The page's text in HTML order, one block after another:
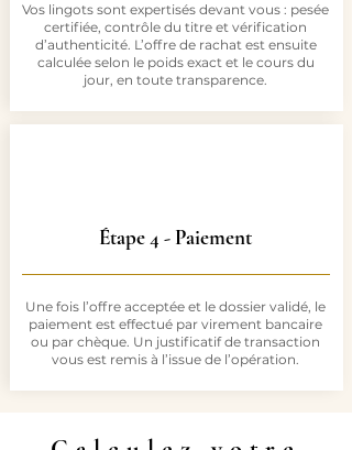
Vos lingots sont expertisés devant vous : pesée
certifiée, contrôle du titre et vérification
d’authenticité. L’offre de rachat est ensuite
calculée selon le poids exact et le cours du
jour, en toute transparence.
Étape 4 - Paiement
Une fois l’offre acceptée et le dossier validé, le
paiement est effectué par virement bancaire
ou par chèque. Un justificatif de transaction
vous est remis à l’issue de l’opération.